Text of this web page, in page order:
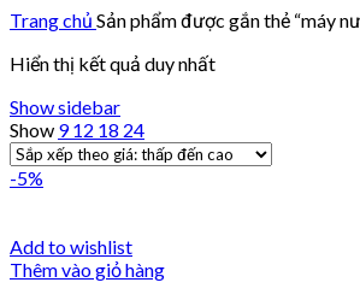
Trang chủ Sản phẩm được gắn thẻ “máy
Hiển thị kết quả duy nhất
Show sidebar
Show 912 18 24
-5%
Add to wishlist
Thêm vào giỏ hàng